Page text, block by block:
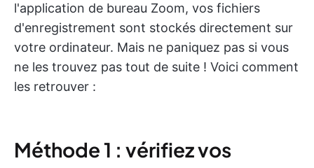
l'application de bureau Zoom, vos fichiers
d'enregistrement sont stockés directement sur
votre ordinateur. Mais ne paniquez pas si vous
ne les trouvez pas tout de suite ! Voici comment
les retrouver :
Méthode 1 : vérifiez vos